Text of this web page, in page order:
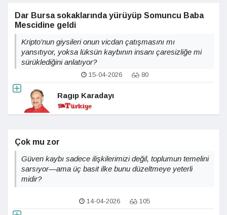
Dar Bursa sokaklarında yürüyüp Somuncu Baba
Mescidine geldi
Kripto'nun giysileri onun vicdan çatışmasını mı
yansıtıyor, yoksa lüksün kaybının insanı çaresizliğe mi
sürüklediğini anlatıyor?
15-04-2026 80
Ragıp Karadayı
Çok mu zor
Güven kaybı sadece ilişkilerimizi değil, toplumun temelini
sarsıyor—ama üç basit ilke bunu düzeltmeye yeterli
midir?
14-04-2026 105